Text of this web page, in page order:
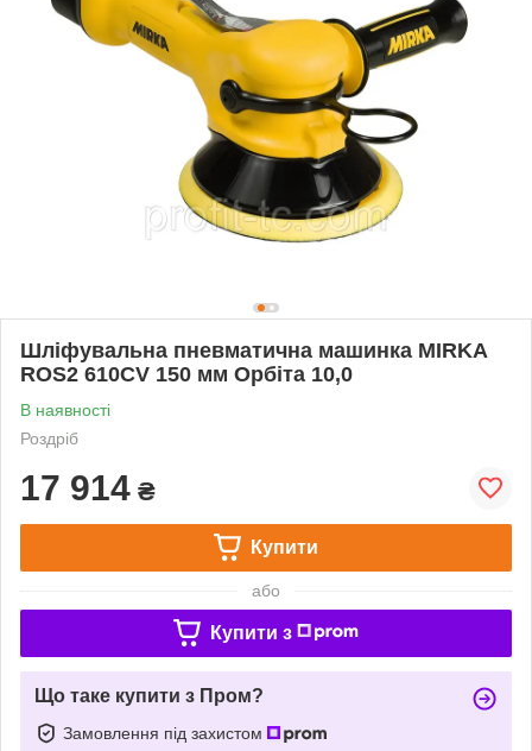
Шліфувальна пневматична машинка MIRKA
ROS2 610CV 150 мм Орбіта 10,0
В наявності
Роздріб
17 914 ₴
Купити
або
Купити з
Що таке купити з Пром?
Замовлення під захистом